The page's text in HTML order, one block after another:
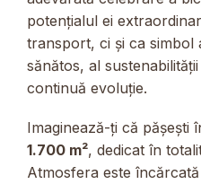
potențialul ei
transport, ci și ca simbol
sănătos, al
continuă evoluție.
Imaginează-ți că pășești
1.700 m², dedicat în
Atmosfera este